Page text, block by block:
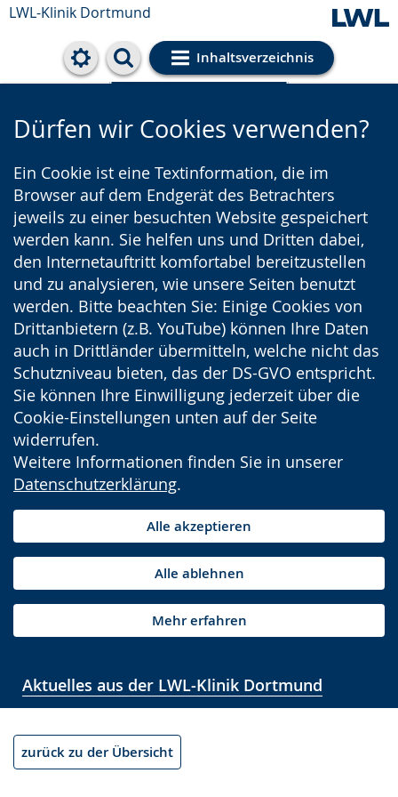
LWL-Klinik Dortmund
Inhaltsverzeichnis
Cookie-Einstellungen
Dürfen wir Cookies verwenden?
Ein Cookie ist eine Textinformation, die im
Browser auf dem Endgerät des Betrachters
jeweils zu einer besuchten Website gespeichert
werden kann. Sie helfen uns und Dritten dabei,
den Internetauftritt komfortabel bereitzustellen
und zu analysieren, wie unsere Seiten benutzt
werden. Bitte beachten Sie: Einige Cookies von
Drittanbietern (z.B. YouTube) können Ihre Daten
auch in Drittländer übermitteln, welche nicht das
Schutzniveau bieten, das der DS-GVO entspricht.
Sie können Ihre Einwilligung jederzeit über die
Cookie-Einstellungen unten auf der Seite
widerrufen.
Weitere Informationen finden Sie in unserer
Datenschutzerklärung.
Alle akzeptieren
Alle ablehnen
Mehr erfahren
Aktuelles aus der LWL-Klinik Dortmund
zurück zu der Übersicht